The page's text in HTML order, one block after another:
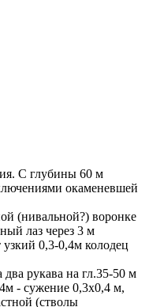
С глубины 60 м
окаменевшей
(нивальной?) воронке
лаз через 3 м
узкий 0,3-0,4м колодец
рукава на гл.35-50 м
- сужение 0,3х0,4 м,
(стволы